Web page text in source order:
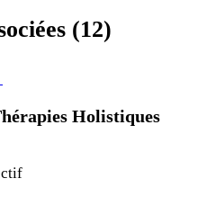
(12)
Holistiques